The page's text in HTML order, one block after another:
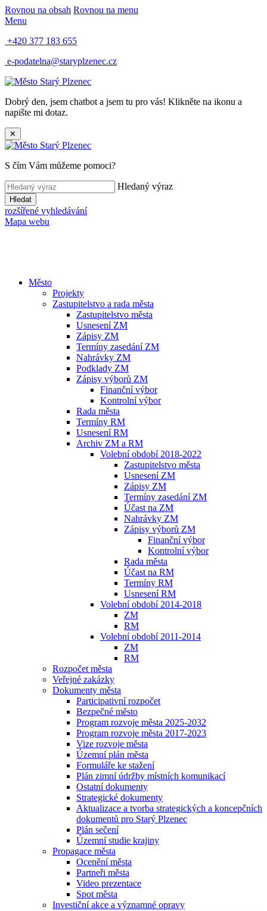
Rovnou na obsah Rovnou na menu
Menu
+420 377 183 655
e-podatelna@staryplzenec.cz
Dobrý den, jsem chatbot a jsem tu pro vás! Klikněte na ikonu a
napište mi dotaz.
✕
S čím Vám můžeme pomoci?
Hledaný výraz
Hledat
rozšířené vyhledávání
Mapa webu
Město
Projekty
Zastupitelstvo a rada města
Zastupitelstvo města
Usnesení ZM
Zápisy ZM
Termíny zasedání ZM
Nahrávky ZM
Podklady ZM
Zápisy výborů ZM
Finanční výbor
Kontrolní výbor
Rada města
Termíny RM
Usnesení RM
Archiv ZM a RM
Volební období 2018-2022
Zastupitelstvo města
Usnesení ZM
Zápisy ZM
Termíny zasedání ZM
Účast na ZM
Nahrávky ZM
Zápisy výborů ZM
Finanční výbor
Kontrolní výbor
Rada města
Účast na RM
Termíny RM
Usnesení RM
Volební období 2014-2018
ZM
RM
Volební období 2011-2014
ZM
RM
Rozpočet města
Veřejné zakázky
Dokumenty města
Participativní rozpočet
Bezpečné město
Program rozvoje města 2025-2032
Program rozvoje města 2017-2023
Vize rozvoje města
Územní plán města
Formuláře ke stažení
Plán zimní údržby místních komunikací
Ostatní dokumenty
Strategické dokumenty
Aktualizace a tvorba strategických a koncepčních
dokumentů pro Starý Plzenec
Plán sečení
Územní studie krajiny
Propagace města
Ocenění města
Partneři města
Video prezentace
Spot města
Investiční akce a významné opravy